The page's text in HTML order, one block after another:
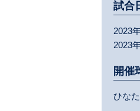
試合
2023
2023
開催
ひな